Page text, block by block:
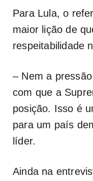
Para Lula, o
maior lição de
respeitabilidade
– Nem a
com que a
posição. Isso é
para um país
líder.
Ainda na